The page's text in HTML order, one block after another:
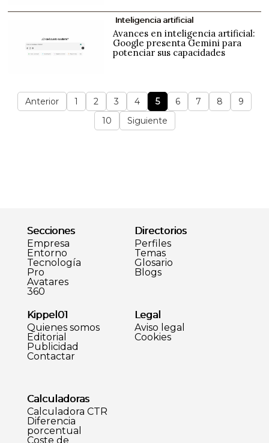
Inteligencia artificial
Avances en inteligencia artificial:
Google presenta Gemini para
potenciar sus capacidades
Anterior 1 2 3 4 5 6 7 8
9
10
Siguiente
Secciones
Empresa
Entorno
Tecnología
Pro
Avatares
360
Directorios
Perfiles
Temas
Glosario
Blogs
Kippel01
Quienes somos
Editorial
Publicidad
Contactar
Legal
Aviso legal
Cookies
Calculadoras
Calculadora CTR
Diferencia
porcentual
Coste de